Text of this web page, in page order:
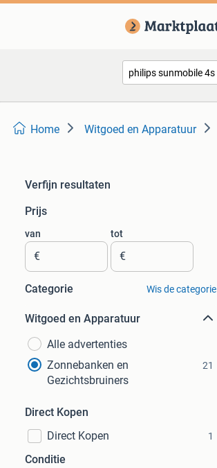
Home Witgoed en Apparatuur
Verfijn resultaten
Prijs
van
€
tot
€
Categorie Wis de categorie
Witgoed en Apparatuur
Alle advertenties
Zonnebanken en
Gezichtsbruiners
21
Direct Kopen
Direct Kopen
1
Conditie